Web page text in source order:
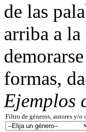
de las
arriba a la
formas,
Ejemplos
Filtro de géneros, autores y/o